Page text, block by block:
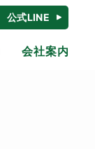
公式LINE
会社案内